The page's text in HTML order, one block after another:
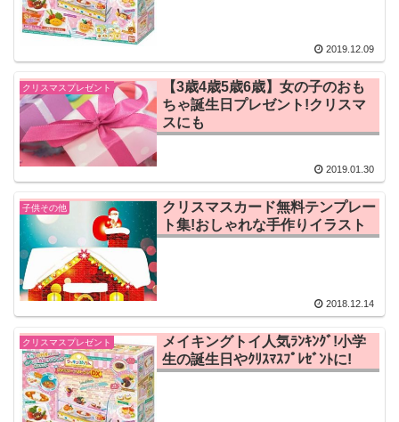
2019.12.09
クリスマスプレゼント
【3歳4歳5歳6歳】女の子のおも
ちゃ誕生日プレゼント!クリスマ
スにも
2019.01.30
子供その他
クリスマスカード無料テンプレー
ト集!おしゃれな手作りイラスト
2018.12.14
クリスマスプレゼント
メイキングトイ人気ﾗﾝｷﾝｸﾞ!小学
生の誕生日やｸﾘｽﾏｽﾌﾟﾚｾﾞﾝﾄに!